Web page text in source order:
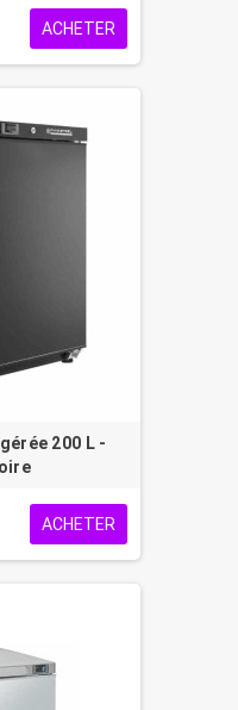
ACHETER
200 L -
ACHETER